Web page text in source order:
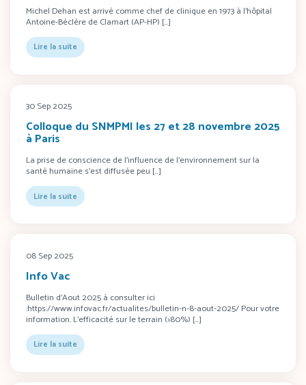
Michel Dehan est arrivé comme chef de clinique en 1973 à l’hôpital
Antoine-Béclère de Clamart (AP-HP) […]
Lire la suite
30 Sep 2025
Colloque du SNMPMI les 27 et 28 novembre 2025
à Paris
La prise de conscience de l’influence de l’environnement sur la
santé humaine s’est diffusée peu […]
Lire la suite
08 Sep 2025
Info Vac
Bulletin d’Aout 2025 à consulter ici
:https://www.infovac.fr/actualites/bulletin-n-8-aout-2025/ Pour votre
information. L’efficacité sur le terrain (>80%) […]
Lire la suite